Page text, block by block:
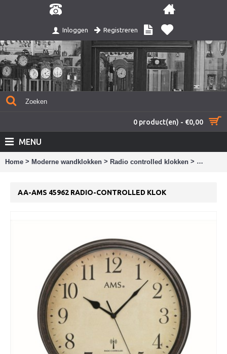
Inloggen Registreren
0 product(en) - €0,00
MENU
Home > Moderne wandklokken > Radio controlled klokken > aa-AMS
AA-AMS 45962 RADIO-CONTROLLED KLOK